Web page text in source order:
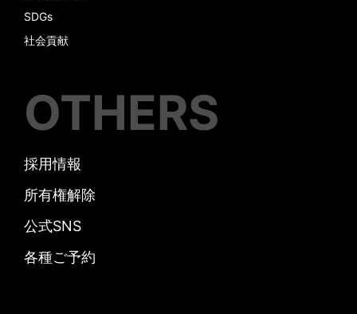
SDGs
社会貢献
OTHERS
採用情報
所有権解除
公式SNS
各種ご予約